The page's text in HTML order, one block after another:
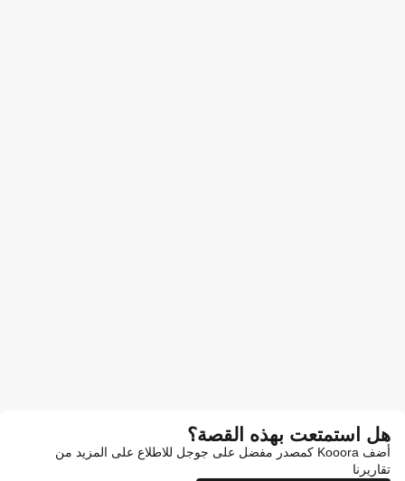
هل استمتعت بهذه القصة؟
أضف Kooora كمصدر مفضل على جوجل للاطلاع على المزيد من
تقاريرنا